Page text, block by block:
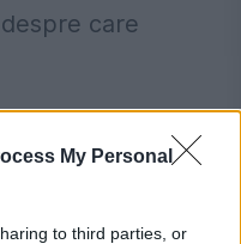
My Personal
to third parties, or
care